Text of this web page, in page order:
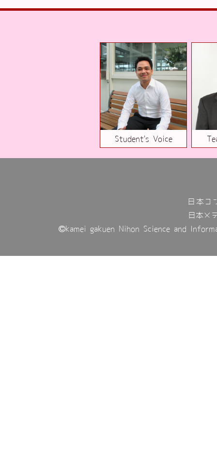
Student's Voice
日本コ
日本メ
kamei gakuen Nihon Science and